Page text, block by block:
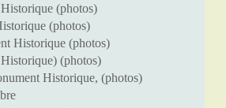
(photos)
(photos)
Historique (photos)
(photos)
Historique, (photos)